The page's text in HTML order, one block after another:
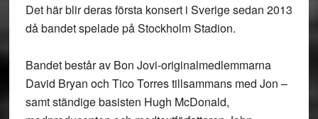
Det här blir deras första konsert i Sverige sedan 2013
då bandet spelade på Stockholm Stadion.
Bandet består av Bon Jovi-originalmedlemmarna
David Bryan och Tico Torres tillsammans med Jon –
samt ständige basisten Hugh McDonald,